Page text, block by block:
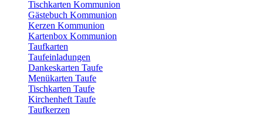
Tischkarten Kommunion
Gästebuch Kommunion
Kerzen Kommunion
Kartenbox Kommunion
Taufkarten
Taufeinladungen
Dankeskarten Taufe
Menükarten Taufe
Tischkarten Taufe
Kirchenheft Taufe
Taufkerzen